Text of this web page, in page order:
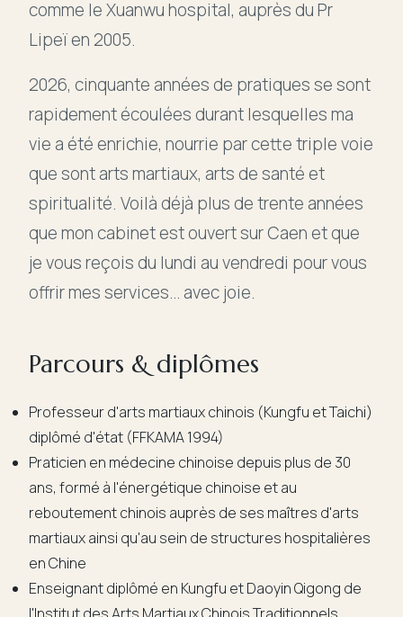
comme le Xuanwu hospital, auprès du Pr
Lipeï en 2005.
2026, cinquante années de pratiques se sont
rapidement écoulées durant lesquelles ma
vie a été enrichie, nourrie par cette triple voie
que sont arts martiaux, arts de santé et
spiritualité. Voilà déjà plus de trente années
que mon cabinet est ouvert sur Caen et que
je vous reçois du lundi au vendredi pour vous
offrir mes services… avec joie.
Parcours & diplômes
Professeur d'arts martiaux chinois (Kungfu et Taichi)
diplômé d'état (FFKAMA 1994)
Praticien en médecine chinoise depuis plus de 30
ans, formé à l'énergétique chinoise et au
reboutement chinois auprès de ses maîtres d'arts
martiaux ainsi qu'au sein de structures hospitalières
en Chine
Enseignant diplômé en Kungfu et Daoyin Qigong de